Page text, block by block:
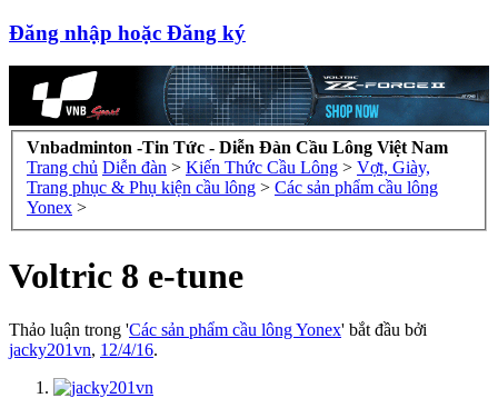
Đăng nhập hoặc Đăng ký
Vnbadminton -Tin Tức - Diễn Đàn Cầu Lông Việt Nam
Trang chủ Diễn đàn > Kiến Thức Cầu Lông > Vợt, Giày,
Trang phục & Phụ kiện cầu lông > Các sản phẩm cầu lông
Yonex >
Voltric 8 e-tune
Thảo luận trong 'Các sản phẩm cầu lông Yonex' bắt đầu bởi
jacky201vn, 12/4/16.